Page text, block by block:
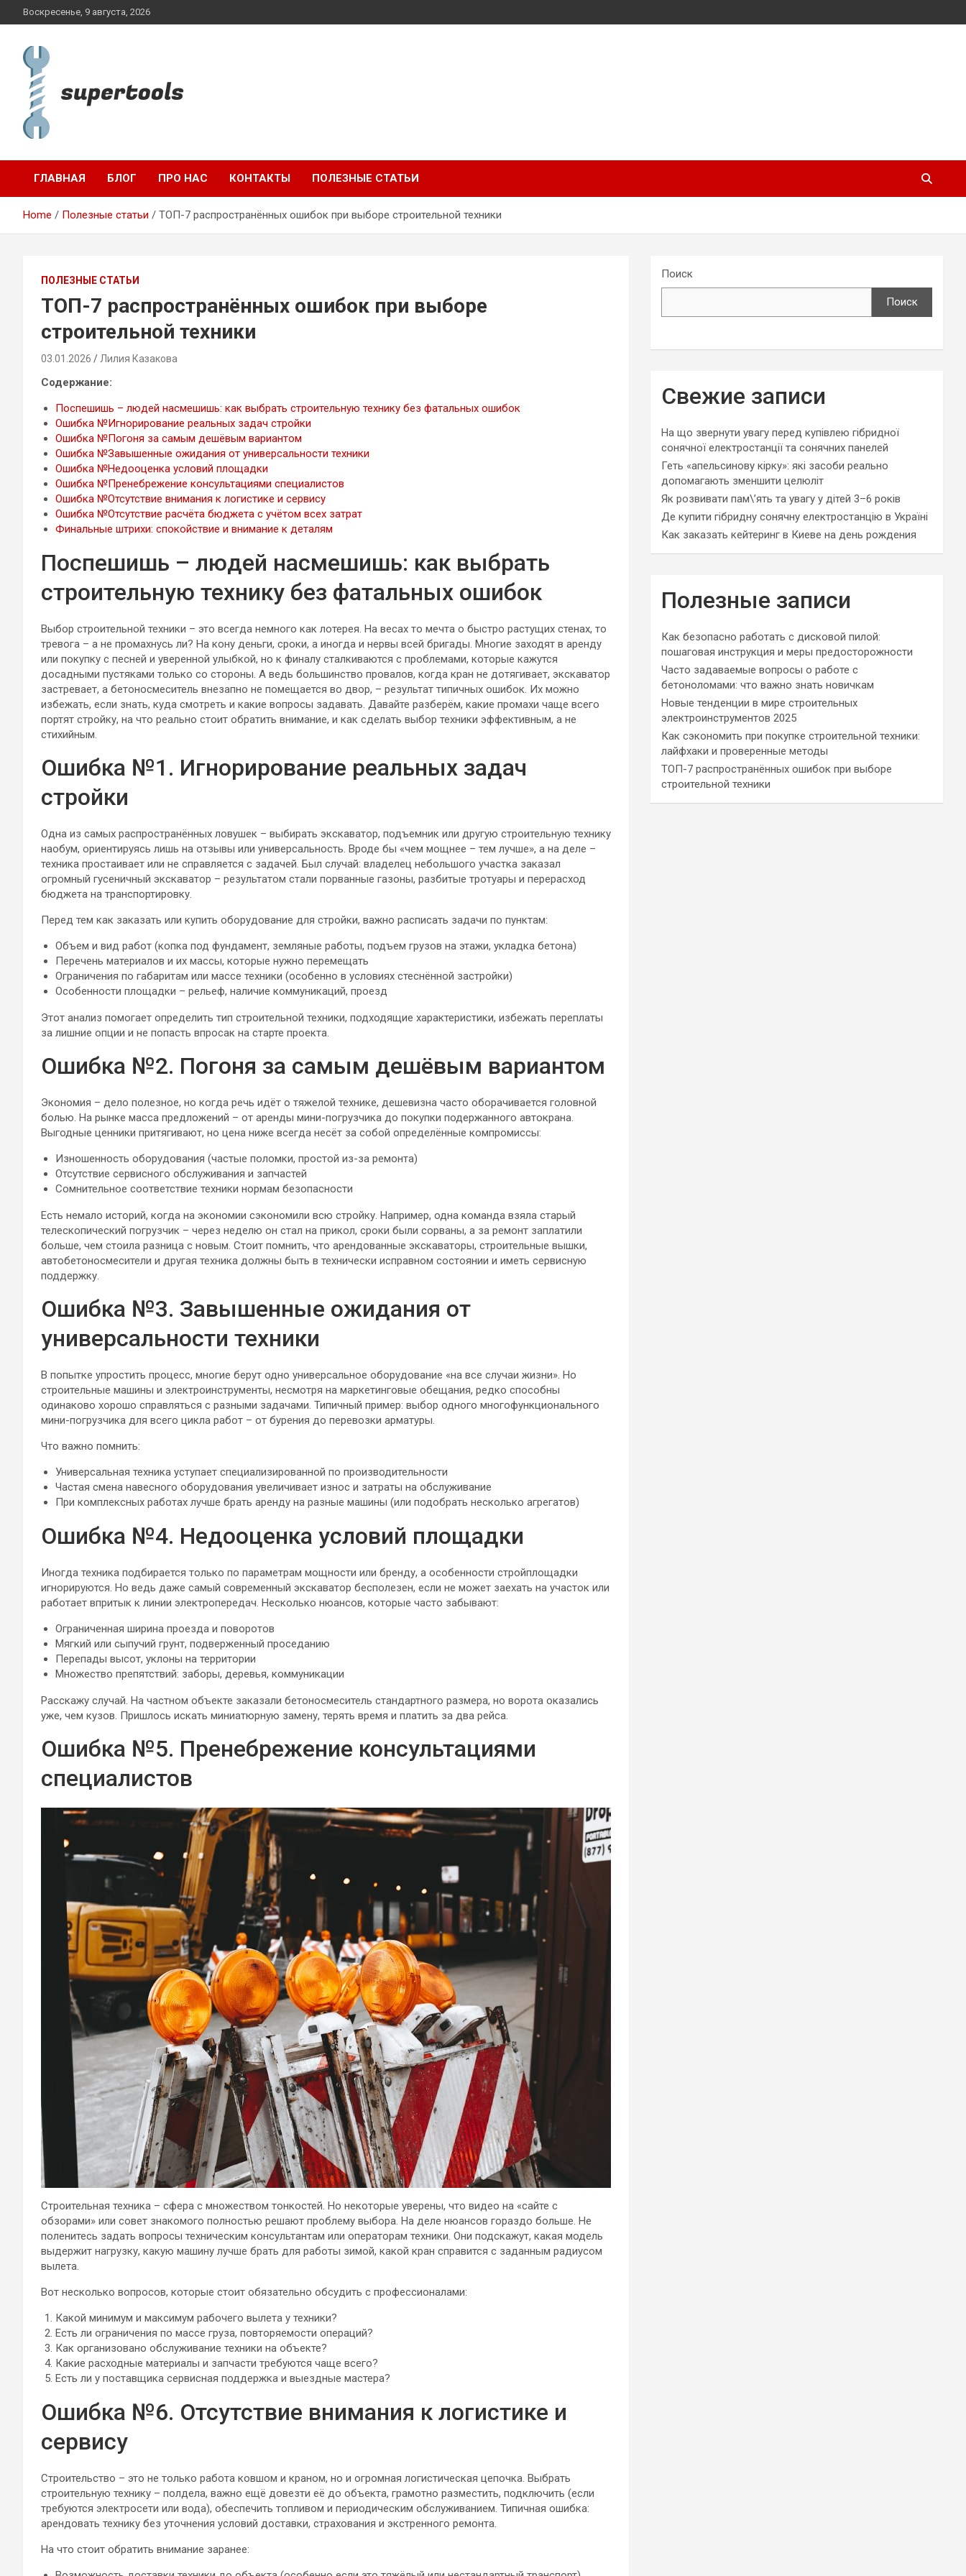
to
Воскресенье, 9 августа, 2026
supertools.com.ua
ГЛАВНАЯ БЛОГ ПРО НАС КОНТАКТЫ ПОЛЕЗНЫЕ СТАТЬИ
Home Полезные статьи ТОП-7 распространённых ошибок при выборе строительной техники
ПОЛЕЗНЫЕ СТАТЬИ
ТОП-7 распространённых ошибок при выборе
строительной техники
03.01.2026 Лилия Казакова
Содержание:
Поспешишь – людей насмешишь: как выбрать строительную технику без фатальных ошибок
Ошибка №Игнорирование реальных задач стройки
Ошибка №Погоня за самым дешёвым вариантом
Ошибка №Завышенные ожидания от универсальности техники
Ошибка №Недооценка условий площадки
Ошибка №Пренебрежение консультациями специалистов
Ошибка №Отсутствие внимания к логистике и сервису
Ошибка №Отсутствие расчёта бюджета с учётом всех затрат
Финальные штрихи: спокойствие и внимание к деталям
Поспешишь – людей насмешишь: как выбрать
строительную технику без фатальных ошибок
Выбор строительной техники – это всегда немного как лотерея. На весах то мечта о быстро растущих стенах, то
тревога – а не промахнусь ли? На кону деньги, сроки, а иногда и нервы всей бригады. Многие заходят в аренду
или покупку с песней и уверенной улыбкой, но к финалу сталкиваются с проблемами, которые кажутся
досадными пустяками только со стороны. А ведь большинство провалов, когда кран не дотягивает, экскаватор
застревает, а бетоносмеситель внезапно не помещается во двор, – результат типичных ошибок. Их можно
избежать, если знать, куда смотреть и какие вопросы задавать. Давайте разберём, какие промахи чаще всего
портят стройку, на что реально стоит обратить внимание, и как сделать выбор техники эффективным, а не
стихийным.
Ошибка №1. Игнорирование реальных задач
стройки
Одна из самых распространённых ловушек – выбирать экскаватор, подъемник или другую строительную технику
наобум, ориентируясь лишь на отзывы или универсальность. Вроде бы «чем мощнее – тем лучше», а на деле –
техника простаивает или не справляется с задачей. Был случай: владелец небольшого участка заказал
огромный гусеничный экскаватор – результатом стали порванные газоны, разбитые тротуары и перерасход
бюджета на транспортировку.
Перед тем как заказать или купить оборудование для стройки, важно расписать задачи по пунктам:
Объем и вид работ (копка под фундамент, земляные работы, подъем грузов на этажи, укладка бетона)
Перечень материалов и их массы, которые нужно перемещать
Ограничения по габаритам или массе техники (особенно в условиях стеснённой застройки)
Особенности площадки – рельеф, наличие коммуникаций, проезд
Этот анализ помогает определить тип строительной техники, подходящие характеристики, избежать переплаты
за лишние опции и не попасть впросак на старте проекта.
Ошибка №2. Погоня за самым дешёвым вариантом
Экономия – дело полезное, но когда речь идёт о тяжелой технике, дешевизна часто оборачивается головной
болью. На рынке масса предложений – от аренды мини-погрузчика до покупки подержанного автокрана.
Выгодные ценники притягивают, но цена ниже всегда несёт за собой определённые компромиссы:
Изношенность оборудования (частые поломки, простой из-за ремонта)
Отсутствие сервисного обслуживания и запчастей
Сомнительное соответствие техники нормам безопасности
Есть немало историй, когда на экономии сэкономили всю стройку. Например, одна команда взяла старый
телескопический погрузчик – через неделю он стал на прикол, сроки были сорваны, а за ремонт заплатили
больше, чем стоила разница с новым. Стоит помнить, что арендованные экскаваторы, строительные вышки,
автобетоносмесители и другая техника должны быть в технически исправном состоянии и иметь сервисную
поддержку.
Ошибка №3. Завышенные ожидания от
универсальности техники
В попытке упростить процесс, многие берут одно универсальное оборудование «на все случаи жизни». Но
строительные машины и электроинструменты, несмотря на маркетинговые обещания, редко способны
одинаково хорошо справляться с разными задачами. Типичный пример: выбор одного многофункционального
мини-погрузчика для всего цикла работ – от бурения до перевозки арматуры.
Что важно помнить:
Универсальная техника уступает специализированной по производительности
Частая смена навесного оборудования увеличивает износ и затраты на обслуживание
При комплексных работах лучше брать аренду на разные машины (или подобрать несколько агрегатов)
Ошибка №4. Недооценка условий площадки
Иногда техника подбирается только по параметрам мощности или бренду, а особенности стройплощадки
игнорируются. Но ведь даже самый современный экскаватор бесполезен, если не может заехать на участок или
работает впритык к линии электропередач. Несколько нюансов, которые часто забывают:
Ограниченная ширина проезда и поворотов
Мягкий или сыпучий грунт, подверженный проседанию
Перепады высот, уклоны на территории
Множество препятствий: заборы, деревья, коммуникации
Расскажу случай. На частном объекте заказали бетоносмеситель стандартного размера, но ворота оказались
уже, чем кузов. Пришлось искать миниатюрную замену, терять время и платить за два рейса.
Ошибка №5. Пренебрежение консультациями
специалистов
Строительная техника – сфера с множеством тонкостей. Но некоторые уверены, что видео на «сайте с
обзорами» или совет знакомого полностью решают проблему выбора. На деле нюансов гораздо больше. Не
поленитесь задать вопросы техническим консультантам или операторам техники. Они подскажут, какая модель
выдержит нагрузку, какую машину лучше брать для работы зимой, какой кран справится с заданным радиусом
вылета.
Вот несколько вопросов, которые стоит обязательно обсудить с профессионалами:
Какой минимум и максимум рабочего вылета у техники?
Есть ли ограничения по массе груза, повторяемости операций?
Как организовано обслуживание техники на объекте?
Какие расходные материалы и запчасти требуются чаще всего?
Есть ли у поставщика сервисная поддержка и выездные мастера?
Ошибка №6. Отсутствие внимания к логистике и
сервису
Строительство – это не только работа ковшом и краном, но и огромная логистическая цепочка. Выбрать
строительную технику – полдела, важно ещё довезти её до объекта, грамотно разместить, подключить (если
требуются электросети или вода), обеспечить топливом и периодическим обслуживанием. Типичная ошибка:
арендовать технику без уточнения условий доставки, страхования и экстренного ремонта.
На что стоит обратить внимание заранее:
Поиск
Поиск
Свежие записи
На що звернути увагу перед купівлею гібридної
сонячної електростанції та сонячних панелей
Геть «апельсинову кірку»: які засоби реально
допомагають зменшити целюліт
Як розвивати пам\’ять та увагу у дітей 3–6 років
Де купити гібридну сонячну електростанцію в Україні
Как заказать кейтеринг в Киеве на день рождения
Полезные записи
Как безопасно работать с дисковой пилой:
пошаговая инструкция и меры предосторожности
Часто задаваемые вопросы о работе с
бетоноломами: что важно знать новичкам
Новые тенденции в мире строительных
электроинструментов 2025
Как сэкономить при покупке строительной техники:
лайфхаки и проверенные методы
ТОП-7 распространённых ошибок при выборе
строительной техники